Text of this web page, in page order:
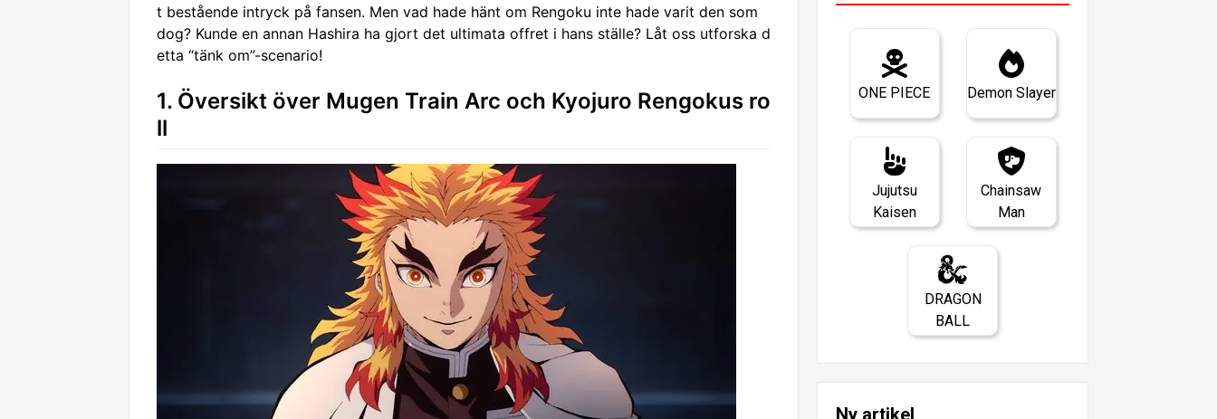
t bestående intryck på fansen. Men vad hade hänt om Rengoku inte hade varit den som
dog? Kunde en annan Hashira ha gjort det ultimata offret i hans ställe? Låt oss utforska d
etta “tänk om”-scenario!
1. Översikt över Mugen Train Arc och Kyojuro Rengokus ro
ll
ONE PIECE Demon Slayer
Jujutsu
Kaisen
Chainsaw
Man
DRAGON
BALL
Ny artikel